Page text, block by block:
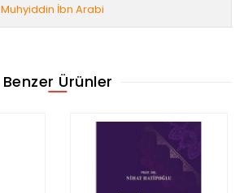
Muhyiddin İbn Arabi
Benzer Ürünler